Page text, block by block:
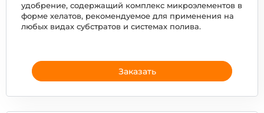
удобрение, содержащий комплекс микроэлементов в
форме хелатов, рекомендуемое для применения на
любых видах субстратов и системах полива.
Заказать